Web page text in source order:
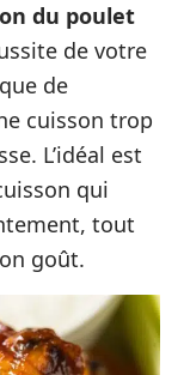
du poulet
de votre
de
cuisson trop
L’idéal est
qui
tout
goût.